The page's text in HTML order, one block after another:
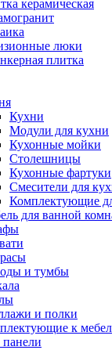
керамическая
люки
плитка
Кухни
Модули для кухни
Кухонные мойки
Столешницы
Кухонные фартуки
Смесители для
Комплектующие
для ванной
и тумбы
и полки
к